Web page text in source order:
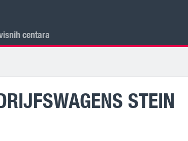
centara
STEIN